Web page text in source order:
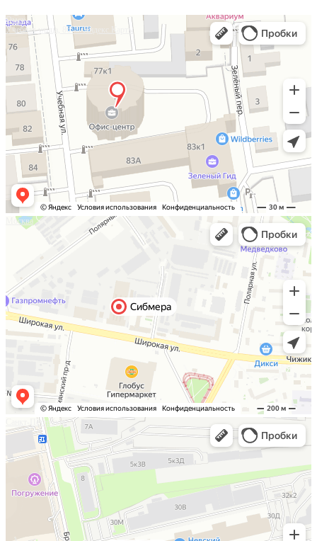
Омск
Учебная улица, 86 — Яндекс.Карты
Москва
Санкт-Петербург